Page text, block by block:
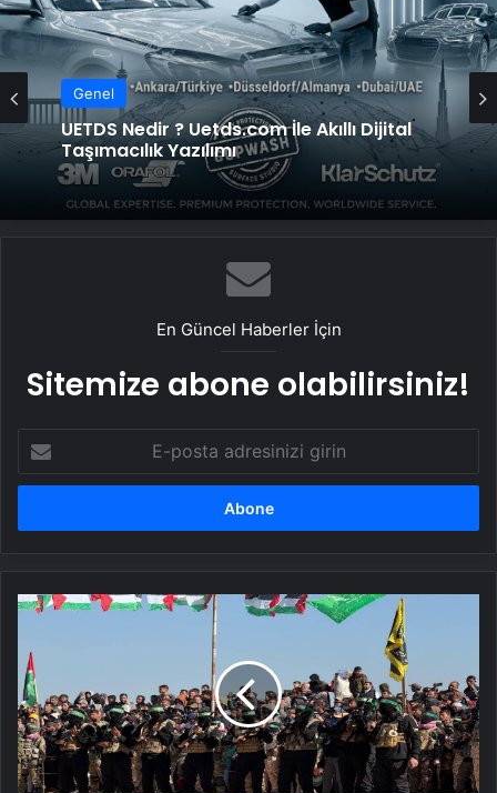
Genel
UETDS Nedir ? Uetds.com İle Akıllı Dijital
Genel
Yeni Dünya Düzensizliği Çağında Türk Dış
Politikası ve Hakan Fidan Faktörü
En Güncel Haberler İçin
Sitemize abone olabilirsiniz!
posta
adresinizi
Beyaz
Hamas'la
doğrudan
görüşme
yaptıklarını
teyit
etti